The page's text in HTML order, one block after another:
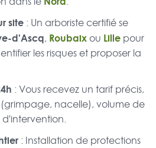
site : Un arboriste certifié se
d'Ascq, Roubaixou Lille pour
les risques et proposer la
: Vous recevez un tarif précis,
nacelle), volume de
: Installation de protections